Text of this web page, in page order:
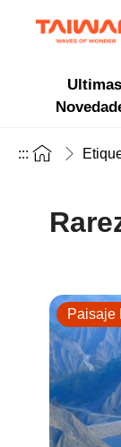
Ultimas
:::
Paisaje